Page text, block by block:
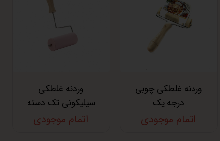
وردنه غلطکی چوبی
درجه یک
اتمام موجودی
وردنه غلطکی
سیلیکونی تک دسته
اتمام موجودی